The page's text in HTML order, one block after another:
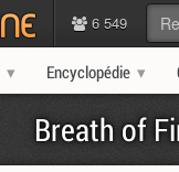
6 549
Encyclopédie
Breath of